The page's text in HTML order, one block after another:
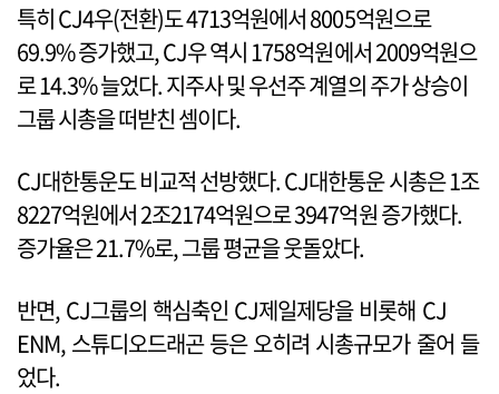
특히 CJ4우(전환)도 4713억원에서 8005억원으로
69.9% 증가했고, CJ우 역시 1758억원에서 2009억원으
로 14.3% 늘었다. 지주사 및 우선주 계열의 주가 상승이
그룹 시총을 떠받친 셈이다.
CJ대한통운도 비교적 선방했다. CJ대한통운 시총은 1조
8227억원에서 2조2174억원으로 3947억원 증가했다.
증가율은 21.7%로, 그룹 평균을 웃돌았다.
반면, CJ그룹의 핵심축인 CJ제일제당을 비롯해 CJ
ENM, 스튜디오드래곤 등은 오히려 시총규모가 줄어 들
었다.